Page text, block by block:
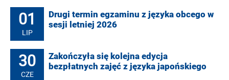
01
LIP
Drugi termin egzaminu z języka obcego w
sesji letniej 2026
30
CZE
Zakończyła się kolejna edycja
bezpłatnych zajęć z języka japońskiego